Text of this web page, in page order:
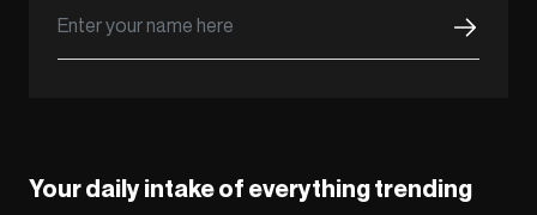
Your daily intake of everything trending